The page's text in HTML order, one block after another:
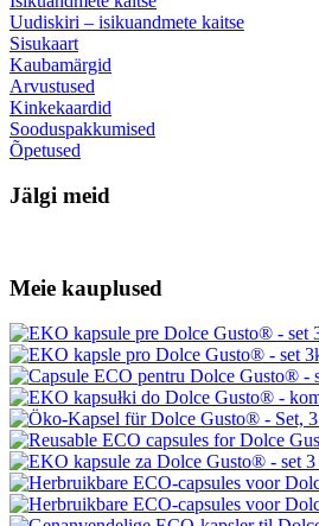
Uudiskiri – isikuandmete kaitse
Sisukaart
Kaubamärgid
Arvustused
Kinkekaardid
Sooduspakkumised
Õpetused
Jälgi meid
Meie kauplused